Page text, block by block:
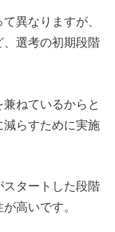
異なりますが、
選考の初期段階
ねているからと
らすために実施
タートした段階
高いです。